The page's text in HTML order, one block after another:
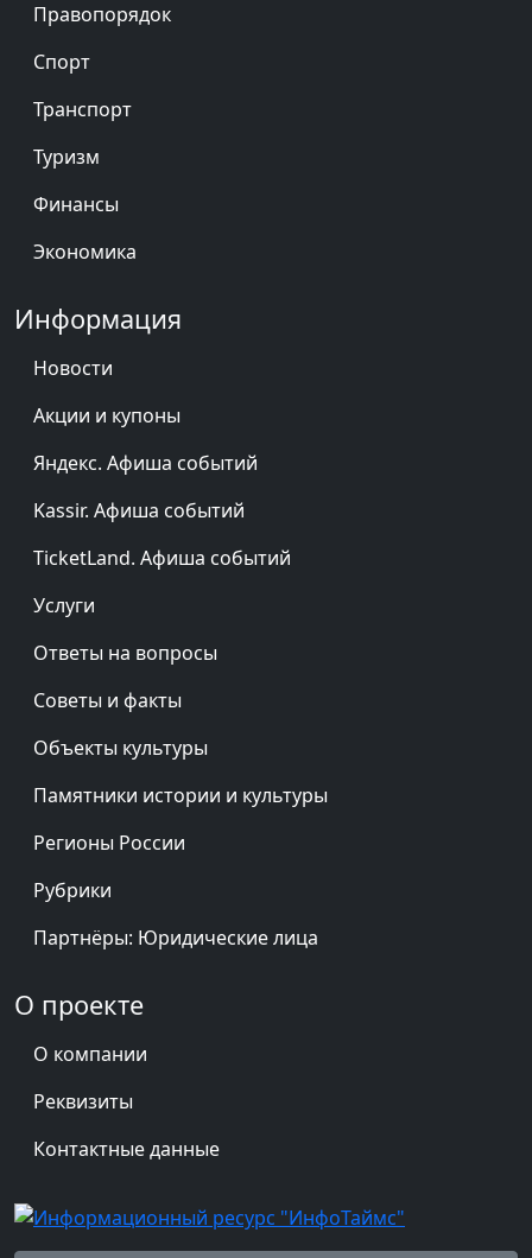
Правопорядок
Спорт
Транспорт
Туризм
Финансы
Экономика
Информация
Новости
Акции и купоны
Яндекс. Афиша событий
Kassir. Афиша событий
TicketLand. Афиша событий
Услуги
Ответы на вопросы
Советы и факты
Объекты культуры
Памятники истории и культуры
Регионы России
Рубрики
Партнёры: Юридические лица
О проекте
О компании
Реквизиты
Контактные данные